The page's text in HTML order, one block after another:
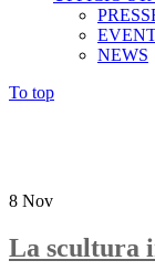
NEWS
To top
8 Nov
La scultura